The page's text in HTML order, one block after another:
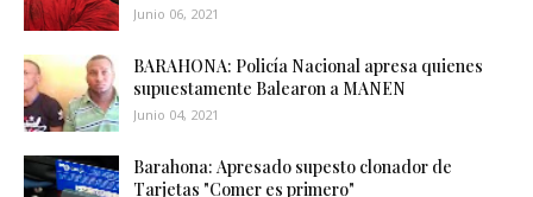
Junio 06, 2021
BARAHONA: Policía Nacional apresa quienes
supuestamente Balearon a MANEN
Junio 04, 2021
Barahona: Apresado supesto clonador de
Tarjetas "Comer es primero"